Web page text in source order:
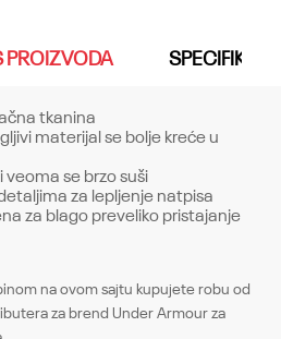
PROIZVODA
tkanina
materijal se bolje kreće u
veoma se brzo suši
za lepljenje natpisa
za blago preveliko pristajanje
na ovom sajtu kupujete robu od
za brend Under Armour za